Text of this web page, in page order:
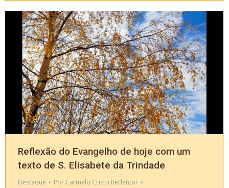
Reflexão do Evangelho de hoje com um
texto de S. Elisabete da Trindade
Destaque Por Carmelo Cristo Redentor